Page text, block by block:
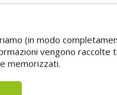
preceduto
(in modo
vengono raccolte
memorizzati.